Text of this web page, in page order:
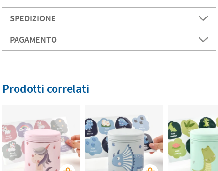
SPEDIZIONE
PAGAMENTO
Prodotti correlati